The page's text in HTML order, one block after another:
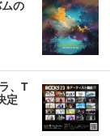
の
、T
定